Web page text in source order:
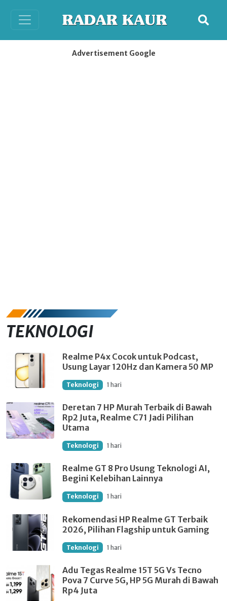
Advertisement Google
TEKNOLOGI
Realme P4x Cocok untuk Podcast,
Usung Layar 120Hz dan Kamera 50 MP
Teknologi 1 hari
Deretan 7 HP Murah Terbaik di Bawah
Rp2 Juta, Realme C71 Jadi Pilihan
Utama
Teknologi 1 hari
Realme GT 8 Pro Usung Teknologi AI,
Begini Kelebihan Lainnya
Teknologi 1 hari
Rekomendasi HP Realme GT Terbaik
2026, Pilihan Flagship untuk Gaming
Teknologi 1 hari
Adu Tegas Realme 15T 5G Vs Tecno
Pova 7 Curve 5G, HP 5G Murah di Bawah
Rp4 Juta